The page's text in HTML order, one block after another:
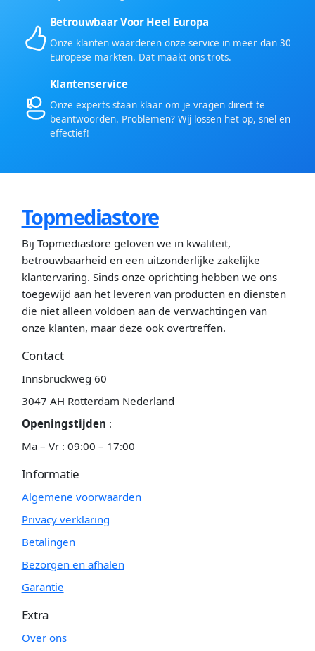
Betrouwbaar Voor Heel Europa
Onze klanten waarderen onze service in meer dan 30
Europese markten. Dat maakt ons trots.
Klantenservice
Onze experts staan klaar om je vragen direct te
beantwoorden. Problemen? Wij lossen het op, snel en
effectief!
Topmediastore
Bij Topmediastore geloven we in kwaliteit,
betrouwbaarheid en een uitzonderlijke zakelijke
klantervaring. Sinds onze oprichting hebben we ons
toegewijd aan het leveren van producten en diensten
die niet alleen voldoen aan de verwachtingen van
onze klanten, maar deze ook overtreffen.
Contact
Innsbruckweg 60
3047 AH Rotterdam Nederland
Openingstijden :
Ma – Vr : 09:00 – 17:00
Informatie
Algemene voorwaarden
Privacy verklaring
Betalingen
Bezorgen en afhalen
Garantie
Extra
Over ons